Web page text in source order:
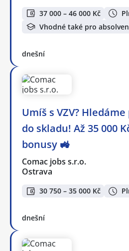
37 000 – 46 000 Kč
Vhodné také pro
dnešní
Umíš s VZV?
do skladu! Až 35 000
bonusy 🚜
Comac jobs s.r.o.
Ostrava
30 750 – 35 000 Kč
dnešní